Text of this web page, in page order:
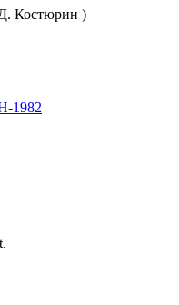
Костюрин )